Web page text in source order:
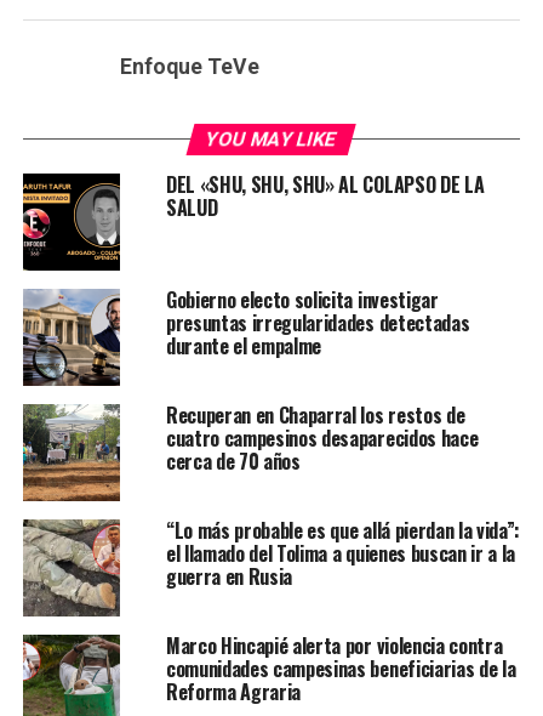
Enfoque TeVe
YOU MAY LIKE
DEL «SHU, SHU, SHU» AL COLAPSO DE LA
SALUD
Gobierno electo solicita investigar
presuntas irregularidades detectadas
durante el empalme
Recuperan en Chaparral los restos de
cuatro campesinos desaparecidos hace
cerca de 70 años
“Lo más probable es que allá pierdan la vida”:
el llamado del Tolima a quienes buscan ir a la
guerra en Rusia
Marco Hincapié alerta por violencia contra
comunidades campesinas beneficiarias de la
Reforma Agraria